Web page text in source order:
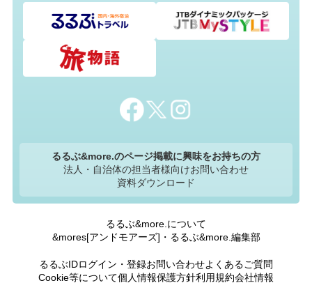
るるぶ&more.のページ掲載に興味をお持ちの方
法人・自治体の担当者様向けお問い合わせ
資料ダウンロード
るるぶ&more.について
&mores[アンドモアーズ]・るるぶ&more.編集部
るるぶIDログイン・登録お問い合わせよくあるご質問
Cookie等について個人情報保護方針利用規約会社情報